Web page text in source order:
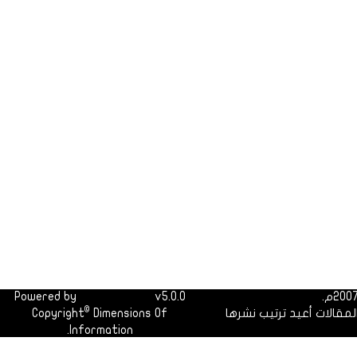
أعيد ترتيب نشرها
Powered by
v5.0.0
Copyright© Dimensions Of
Information.